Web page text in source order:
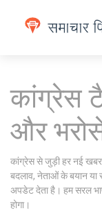
कांग्रेस
और
कांग्रेस से जुड़ी हर नई खबर
बदलाव, नेताओं के बयान
अपडेट देता है। हम सरल
होगा।